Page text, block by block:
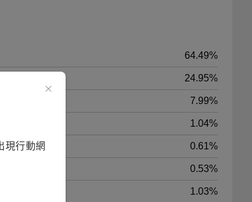
64.49%
24.95%
7.99%
1.04%
0.61%
0.53%
1.03%
現行動網